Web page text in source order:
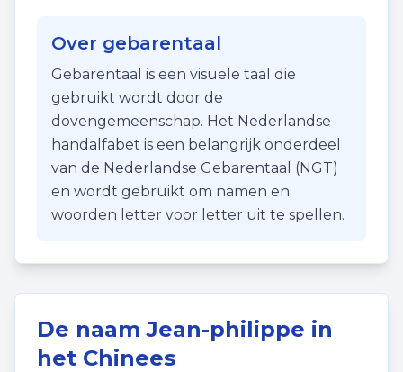
Over gebarentaal
Gebarentaal is een visuele taal die
gebruikt wordt door de
dovengemeenschap. Het Nederlandse
handalfabet is een belangrijk onderdeel
van de Nederlandse Gebarentaal (NGT)
en wordt gebruikt om namen en
woorden letter voor letter uit te spellen.
De naamJean-philippe in
het Chinees